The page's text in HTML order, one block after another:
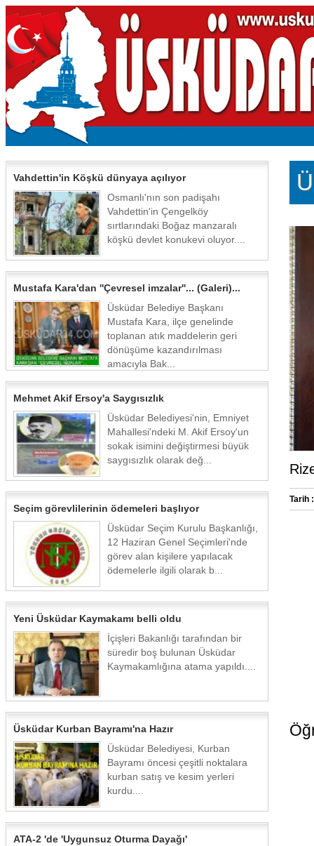
Vahdettin'in Köşkü dünyaya açılıyor
Osmanlı'nın son padişahı
Vahdettin'in Çengelköy
sırtlarındaki Boğaz manzaralı
köşkü devlet konukevi oluyor....
Mustafa Kara'dan ''Çevresel imzalar''... (Galeri)...
Üsküdar Belediye Başkanı
Mustafa Kara, ilçe genelinde
toplanan atık maddelerin geri
dönüşüme kazandırılması
amacıyla Bak...
Mehmet Akif Ersoy'a Saygısızlık
Üsküdar Belediyesi'nin, Emniyet
Mahallesi'ndeki M. Akif Ersoy'un
sokak isimini değiştirmesi büyük
saygısızlık olarak değ...
Seçim görevlilerinin ödemeleri başlıyor
Üsküdar Seçim Kurulu Başkanlığı,
12 Haziran Genel Seçimleri'nde
görev alan kişilere yapılacak
ödemelerle ilgili olarak b...
Yeni Üsküdar Kaymakamı belli oldu
İçişleri Bakanlığı tarafından bir
süredir boş bulunan Üsküdar
Kaymakamlığına atama yapıldı....
Üsküdar Kurban Bayramı'na Hazır
Üsküdar Belediyesi, Kurban
Bayramı öncesi çeşitli noktalara
kurban satış ve kesim yerleri
kurdu....
ATA-2 'de 'Uygunsuz Oturma Dayağı'
Tarih :